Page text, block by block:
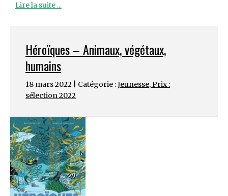
Lire la suite ...
Héroïques – Animaux, végétaux,
humains
18 mars 2022 | Catégorie :Jeunesse,Prix :
sélection 2022